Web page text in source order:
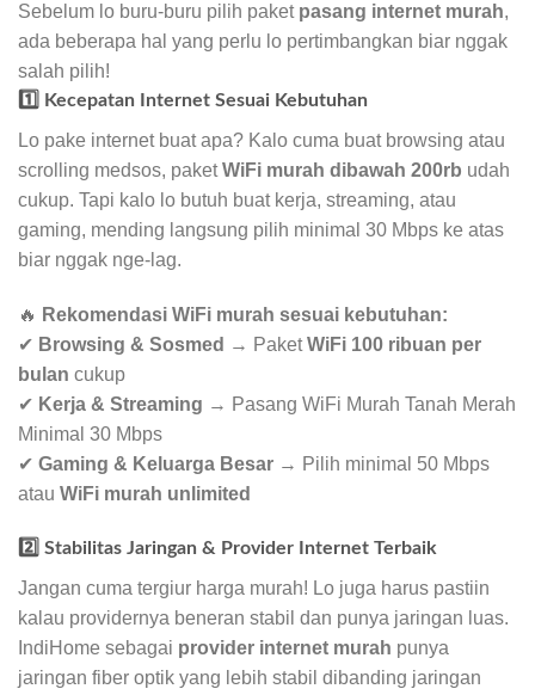
Sebelum lo buru-buru pilih paket pasang internet murah,
ada beberapa hal yang perlu lo pertimbangkan biar nggak
salah pilih!
1️⃣ Kecepatan Internet Sesuai Kebutuhan
Lo pake internet buat apa? Kalo cuma buat browsing atau
scrolling medsos, paketWiFi murah dibawah 200rb udah
cukup. Tapi kalo lo butuh buat kerja, streaming, atau
gaming, mending langsung pilih minimal 30 Mbps ke atas
biar nggak nge-lag.
🔥 Rekomendasi WiFi murah sesuai kebutuhan:
✔ Browsing & Sosmed → PaketWiFi 100 ribuan per
bulan cukup
✔ Kerja & Streaming → Pasang WiFi Murah Tanah Merah
Minimal 30 Mbps
✔ Gaming & Keluarga Besar → Pilih minimal 50 Mbps
atau WiFi murah unlimited
2️⃣ Stabilitas Jaringan & Provider Internet Terbaik
Jangan cuma tergiur harga murah! Lo juga harus pastiin
kalau providernya beneran stabil dan punya jaringan luas.
IndiHome sebagai provider internet murah punya
jaringan fiber optik yang lebih stabil dibanding jaringan